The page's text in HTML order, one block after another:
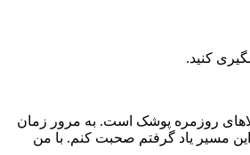
کنید.
روزمره پوشک است. به مرور زمان
مسیر یاد گرفتم صحبت کنم. با من